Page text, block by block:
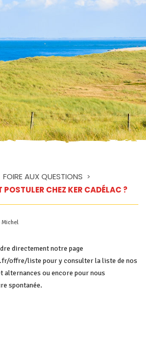
FOIRE AUX QUESTIONS >
CHEZ KER CADÉLAC ?
Michel
directement notre page
offre/liste pour y consulter la liste de nos
alternances ou encore pour nous
spontanée.